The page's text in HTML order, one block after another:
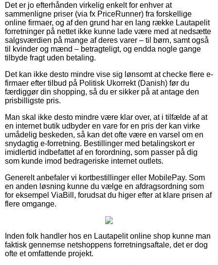
Det er jo efterhånden virkelig enkelt for enhver at
sammenligne priser (via fx PriceRunner) fra forskellige
online firmaer, og af den grund har en lang række Lautapelit
forretninger på nettet ikke kunne lade være med at nedsætte
salgsværdien på mange af deres varer – til børn, samt også
til kvinder og mænd – betragteligt, og endda nogle gange
tilbyde fragt uden betaling.
Det kan ikke desto mindre vise sig lønsomt at checke flere e-
firmaer efter tilbud på Politisk Ukorrekt (Danish) før du
færdiggør din shopping, så du er sikker på at antage den
prisbilligste pris.
Man skal ikke desto mindre være klar over, at i tilfælde af at
en internet butik udbyder en vare for en pris der kan virke
umådelig beskeden, så kan det ofte være en varsel om en
snydagtig e-forretning. Bestillinger med betalingskort er
imidlertid indbefattet af en forordning, som passer på dig
som kunde imod bedrageriske internet outlets.
Generelt anbefaler vi kortbestillinger eller MobilePay. Som
en anden løsning kunne du vælge en afdragsordning som
for eksempel ViaBill, forudsat du higer efter at klare prisen af
flere omgange.
Inden folk handler hos en Lautapelit online shop kunne man
faktisk gennemse netshoppens forretningsaftale, det er dog
ofte et omfattende projekt.